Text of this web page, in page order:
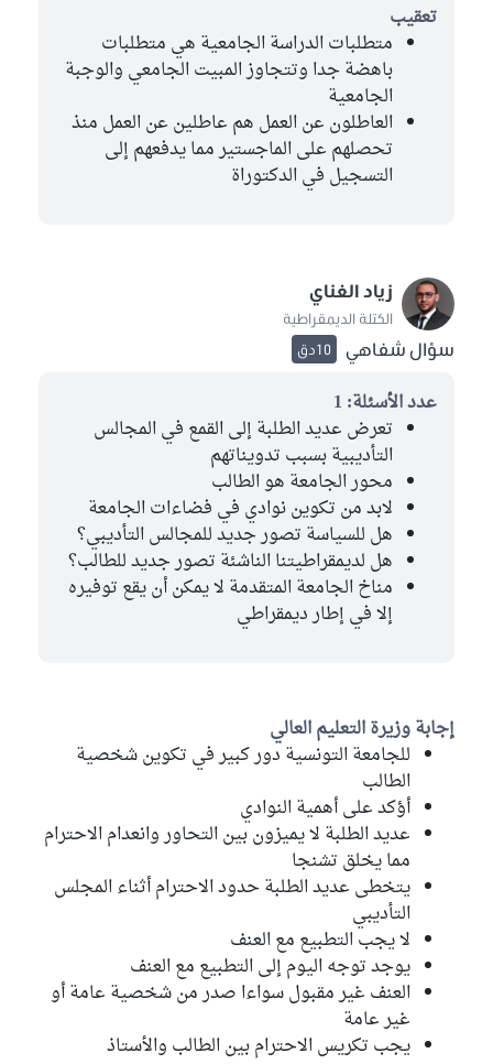
تعقيب
متطلبات الدراسة الجامعية هي متطلبات
باهضة جدا وتتجاوز المبيت الجامعي والوجبة
الجامعية
العاطلون عن العمل هم عاطلين عن العمل منذ
تحصلهم على الماجستير مما يدفعهم إلى
التسجيل في الدكتوراة
زياد الغناي
الكتلة الديمقراطية
سؤال شفاهي 10دق
عدد الأسئلة: 1
تعرض عديد الطلبة إلى القمع في المجالس
التأديبية بسبب تدويناتهم
محور الجامعة هو الطالب
لابد من تكوين نوادي في فضاءات الجامعة
هل للسياسة تصور جديد للمجالس التأديبي؟
هل لديمقراطيتنا الناشئة تصور جديد للطالب؟
مناخ الجامعة المتقدمة لا يمكن أن يقع توفيره
إلا في إطار ديمقراطي
إجابة وزيرة التعليم العالي
للجامعة التونسية دور كبير في تكوين شخصية
الطالب
أؤكد على أهمية النوادي
عديد الطلبة لا يميزون بين التحاور وانعدام الاحترام
مما يخلق تشنجا
يتخطى عديد الطلبة حدود الاحترام أثناء المجلس
التأديبي
لا يجب التطبيع مع العنف
يوجد توجه اليوم إلى التطبيع مع العنف
العنف غير مقبول سواءا صدر من شخصية عامة أو
غير عامة
يجب تكريس الاحترام بين الطالب والأستاذ